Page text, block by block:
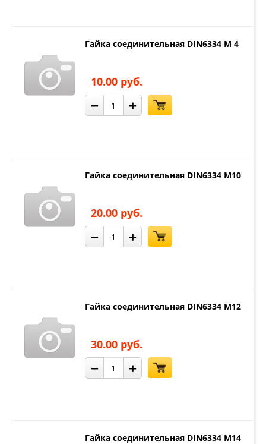
Гайка соединительная DIN6334 М 4
10.00 руб.
− +
Гайка соединительная DIN6334 М10
20.00 руб.
− +
Гайка соединительная DIN6334 М12
30.00 руб.
− +
Гайка соединительная DIN6334 М14